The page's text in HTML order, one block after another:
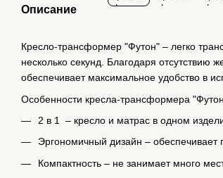
Описание
Кресло-трансформер "Футон" – легко
несколько секунд. Благодаря отсутствию
обеспечивает максимальное удобство в
Особенности кресла-трансформера
2 в 1 – кресло и матрас в одном
Эргономичный дизайн –
Компактность – не занимает много